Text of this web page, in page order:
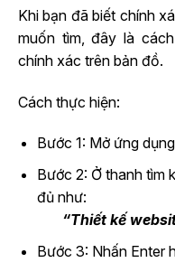
Khi bạn đã biết chính
muốn tìm, đây là
chính xác trên bản đồ.
Cách thực hiện:
Bước 1: Mở ứng
Bước 2: Ở thanh tìm
đủ như:
“Thiết kế
Bước 3: Nhấn Enter